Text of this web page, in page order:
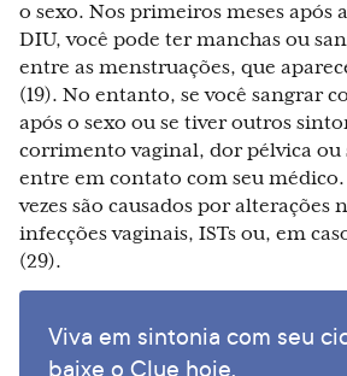
o sexo. Nos primeiros meses após
DIU, você pode ter manchas ou
entre as menstruações, que
(19). No entanto, se você sangrar
após o sexo ou se tiver outros
corrimento vaginal, dor pélvica ou
entre em contato com seu médico.
vezes são causados por alterações
infecções vaginais, ISTs ou, em
(29).
Viva em sintonia com seu
baixe o Clue hoje.